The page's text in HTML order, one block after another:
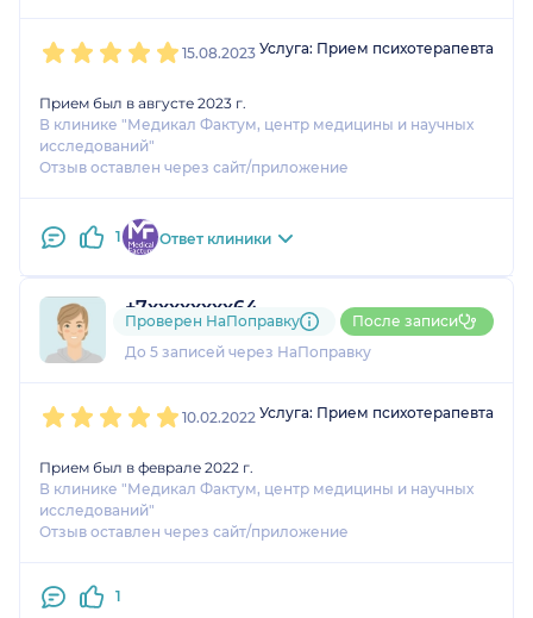
15.08.2023 Услуга: Прием психотерапевта
Прием был в августе 2023 г.
В клинике "Медикал Фактум, центр медицины и научных
исследований"
Отзыв оставлен через сайт/приложение
1 Ответ клиники
+7xxxxxxxx64
1 оценка
До 5 записей через НаПоправку
Проверен НаПоправку После записи
10.02.2022 Услуга: Прием психотерапевта
Прием был в феврале 2022 г.
В клинике "Медикал Фактум, центр медицины и научных
исследований"
Отзыв оставлен через сайт/приложение
1